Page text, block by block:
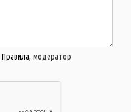
Правила, модератор